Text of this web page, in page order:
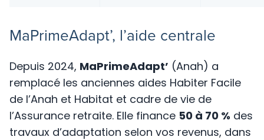
MaPrimeAdapt’, l’aide centrale
Depuis 2024, MaPrimeAdapt’ (Anah) a
remplacé les anciennes aides Habiter Facile
de l’Anah et Habitat et cadre de vie de
l’Assurance retraite. Elle finance 50 à 70 % des
travaux d’adaptation selon vos revenus, dans